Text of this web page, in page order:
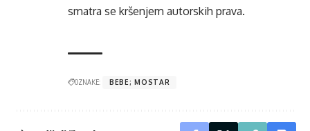
smatra se kršenjem autorskih prava.
OZNAKE: BEBE; MOSTAR